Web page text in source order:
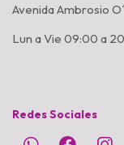
Avenida Ambrosio
Lun a Vie 09:00 a
Redes Sociales